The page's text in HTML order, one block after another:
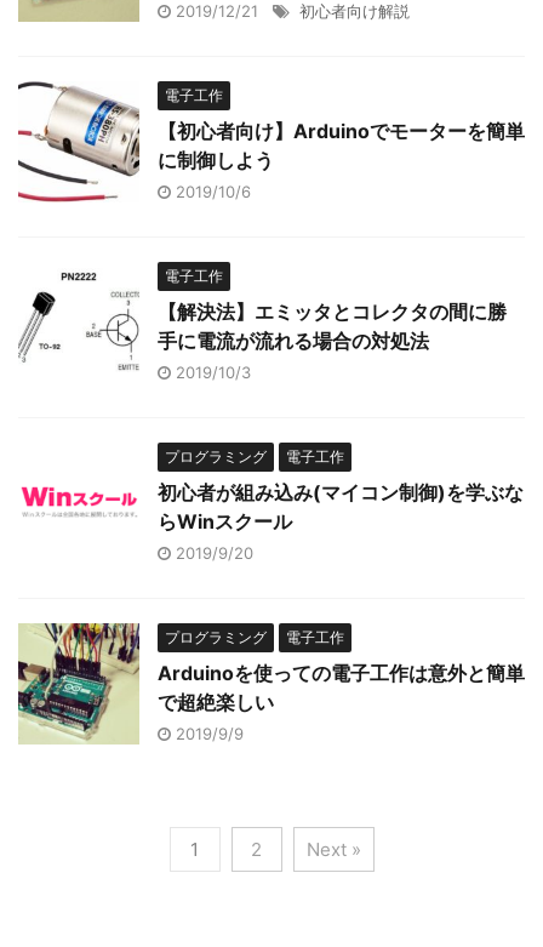
2019/12/21 初心者向け解説
電子工作
【初心者向け】Arduinoでモーターを簡単
に制御しよう
2019/10/6
電子工作
【解決法】エミッタとコレクタの間に勝
手に電流が流れる場合の対処法
2019/10/3
プログラミング 電子工作
初心者が組み込み(マイコン制御)を学ぶな
らWinスクール
2019/9/20
プログラミング 電子工作
Arduinoを使っての電子工作は意外と簡単
で超絶楽しい
2019/9/9
1 2 Next »